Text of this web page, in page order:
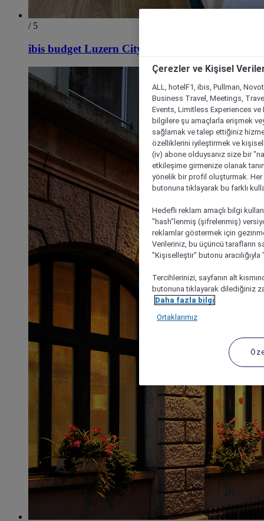
/ 5
ibis budget Luzern City
Çerezler ve Kişisel
ALL, hotelF1, ibis, Pullman,
Business Travel, Meetings,
Events, Limitless Experiences
bilgilere şu amaçlarla erişmek
sağlamak ve talep ettiğiniz
özelliklerini iyileştirmek ve
(iv) abone olduysanız size bir
etkileşime girmenize olanak
yönelik bir profil oluşturmak.
butonuna tıklayarak bu farklı
Hedefli reklam amaçlı bilgi
"hash"lenmiş (şifrelenmiş)
reklamlar göstermek için
Verileriniz, bu üçüncü tarafların
"Kişiselleştir" butonu
Tercihlerinizi, sayfanın alt
butonuna tıklayarak dilediğiniz
Daha fazla bilgi
Ortaklarımız